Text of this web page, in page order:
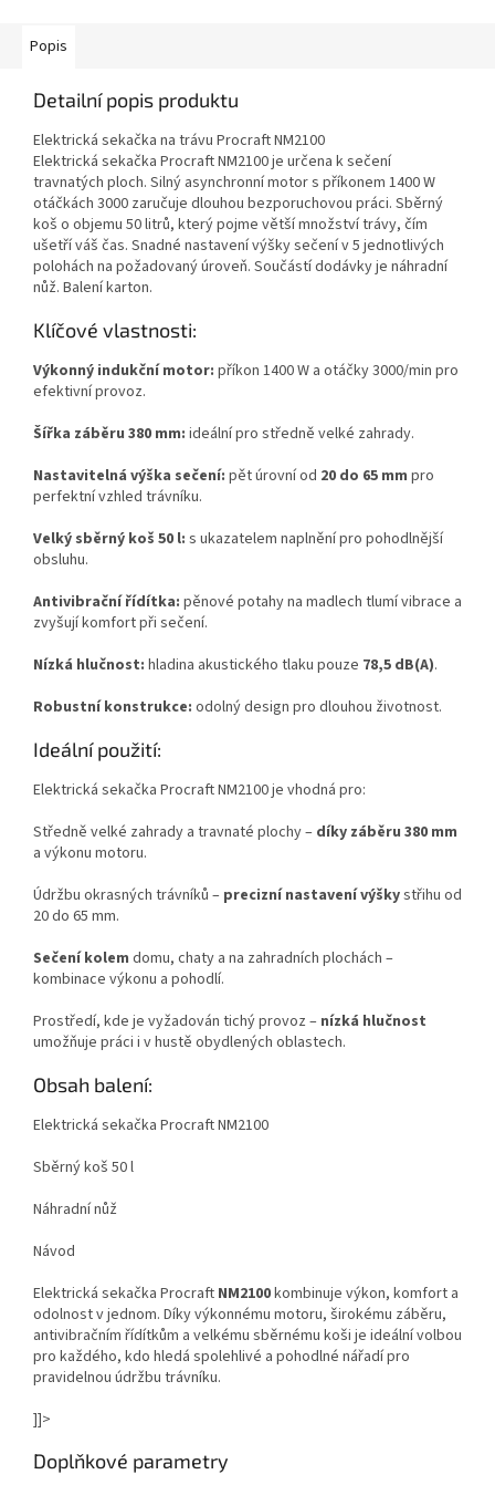
Popis
Detailní popis produktu
Elektrická sekačka na trávu Procraft NM2100
Elektrická sekačka Procraft NM2100 je určena k sečení
travnatých ploch. Silný asynchronní motor s příkonem 1400 W
otáčkách 3000 zaručuje dlouhou bezporuchovou práci. Sběrný
koš o objemu 50 litrů, který pojme větší množství trávy, čím
ušetří váš čas. Snadné nastavení výšky sečení v 5 jednotlivých
polohách na požadovaný úroveň. Součástí dodávky je náhradní
nůž. Balení karton.
Klíčové vlastnosti:
Výkonný indukční motor: příkon 1400 W a otáčky 3000/min pro
efektivní provoz.
Šířka záběru 380 mm: ideální pro středně velké zahrady.
Nastavitelná výška sečení: pět úrovní od 20 do 65 mm pro
perfektní vzhled trávníku.
Velký sběrný koš 50 l: s ukazatelem naplnění pro pohodlnější
obsluhu.
Antivibrační řídítka: pěnové potahy na madlech tlumí vibrace a
zvyšují komfort při sečení.
Nízká hlučnost: hladina akustického tlaku pouze 78,5 dB(A).
Robustní konstrukce: odolný design pro dlouhou životnost.
Ideální použití:
Elektrická sekačka Procraft NM2100 je vhodná pro:
Středně velké zahrady a travnaté plochy – díky záběru 380 mm
a výkonu motoru.
Údržbu okrasných trávníků – precizní nastavení výškystřihu od
20 do 65 mm.
Sečení kolem domu, chaty a na zahradních plochách –
kombinace výkonu a pohodlí.
Prostředí, kde je vyžadován tichý provoz – nízká hlučnost
umožňuje práci i v hustě obydlených oblastech.
Obsah balení:
Elektrická sekačka Procraft NM2100
Sběrný koš 50 l
Náhradní nůž
Návod
Elektrická sekačka Procraft NM2100kombinuje výkon, komfort a
odolnost v jednom. Díky výkonnému motoru, širokému záběru,
antivibračním řídítkům a velkému sběrnému koši je ideální volbou
pro každého, kdo hledá spolehlivé a pohodlné nářadí pro
pravidelnou údržbu trávníku.
]]>
Doplňkové parametry